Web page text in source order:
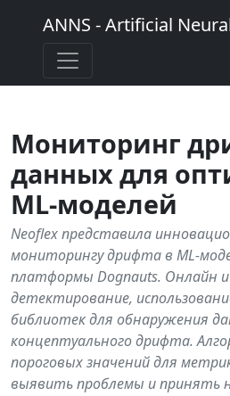
ANNS - Artificial
Мониторинг
данных для
ML-моделей
Neoflex представила
мониторингу дрифта в ML-
платформы Dognauts. Онлайн
детектирование,
библиотек для обнаружения
концептуального дрифта.
пороговых значений для
выявить проблемы и принять